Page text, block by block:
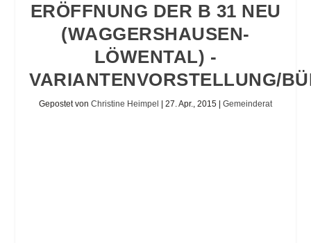
RÖFFNUNG DER B 31 NEU (
WAGGERSHAUSEN- L
ÖWENTAL) - V
ARIANTENVORSTELLUNG/
Gepostet von Christine Heimpel 27. Apr., 2015 Gemeinderat